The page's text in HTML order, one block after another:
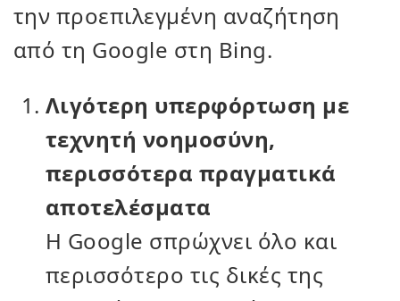
την προεπιλεγμένη αναζήτηση
από τη Google στη Bing.
Λιγότερη υπερφόρτωση με
τεχνητή νοημοσύνη,
περισσότερα πραγματικά
αποτελέσματα
Η Google σπρώχνει όλο και
περισσότερο τις δικές της